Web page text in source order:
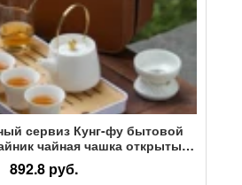
сервиз Кунг-фу бытовой
чайная чашка открытый
чайный поднос ежегодная
бизнес-сувенир
892.8 руб.